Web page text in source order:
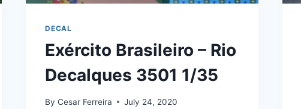
DECAL
Exército Brasileiro – Rio
Decalques 3501 1/35
By Cesar Ferreira July 24, 2020